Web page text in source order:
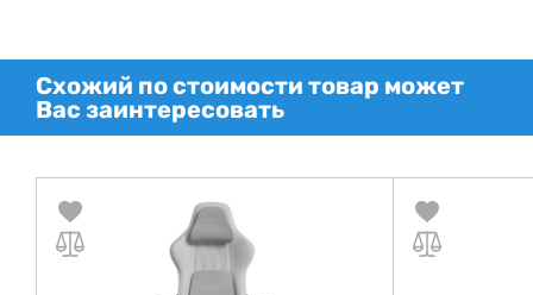
Схожий по стоимости товар может
Вас заинтересовать